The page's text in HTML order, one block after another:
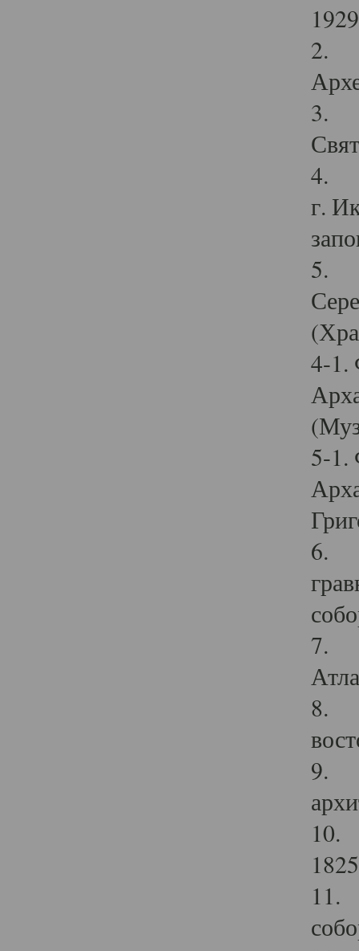
2.
3.
4.
г.
5.
4-1.
5-1.
6.
7.
8.
9.
10.
11.